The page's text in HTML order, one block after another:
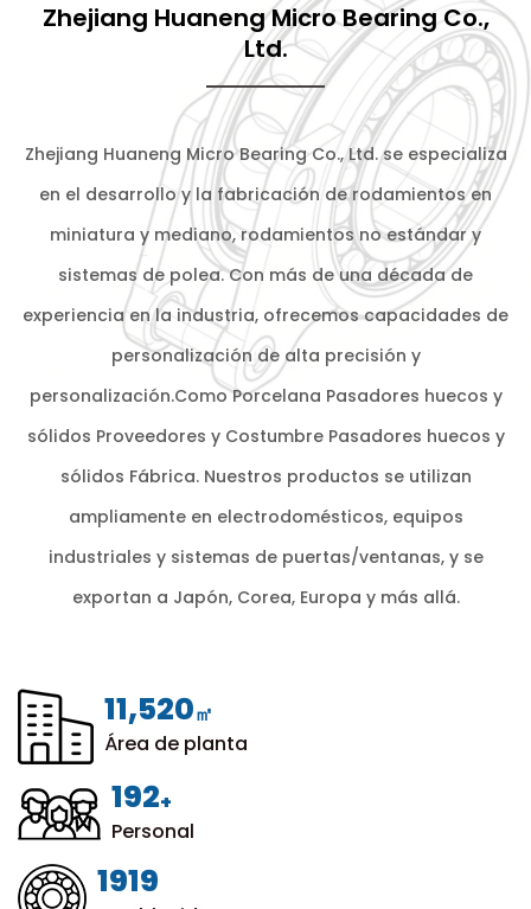
12,000㎡
Área de planta
200+
Personal
1999
Zhejiang Huaneng Micro Bearing Co.,
Ltd.
Zhejiang Huaneng Micro Bearing Co., Ltd. se especializa
en el desarrollo y la fabricación de rodamientos en
miniatura y mediano, rodamientos no estándar y
sistemas de polea. Con más de una década de
experiencia en la industria, ofrecemos capacidades de
personalización de alta precisión y
personalización.ComoPorcelana Pasadores huecos y
sólidos Proveedores y Costumbre Pasadores huecos y
sólidos Fábrica. Nuestros productos se utilizan
ampliamente en electrodomésticos, equipos
industriales y sistemas de puertas/ventanas, y se
exportan a Japón, Corea, Europa y más allá.